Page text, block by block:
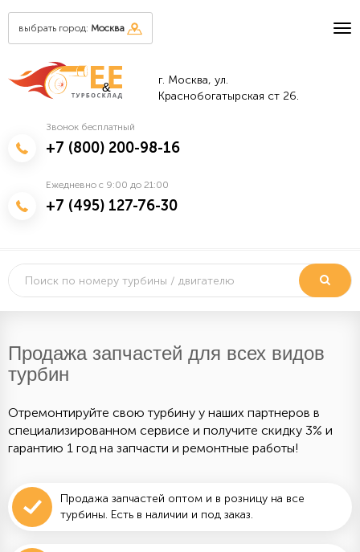
выбрать город: Москва
&
г. Москва, ул.
Краснобогатырская ст 26.
Звонок бесплатный
+7 (800) 200-98-16
Ежедневно с 9:00 до 21:00
+7 (495) 127-76-30
Продажа запчастей для всех видов
турбин
Отремонтируйте свою турбину у наших партнеров в
специализированном сервисе и получите скидку 3% и
гарантию 1 год на запчасти и ремонтные работы!
Продажа запчастей оптом и в розницу на все
турбины. Есть в наличии и под заказ.